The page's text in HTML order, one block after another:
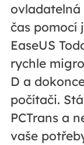
ovladatelná
čas pomocí
EaseUS
rychle
D a
počítači.
PCTrans a
vaše